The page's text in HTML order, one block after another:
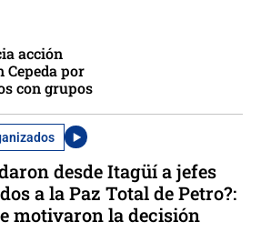
acción
por
con grupos
desde Itagüí a jefes
a la Paz Total de Petro?:
motivaron la decisión